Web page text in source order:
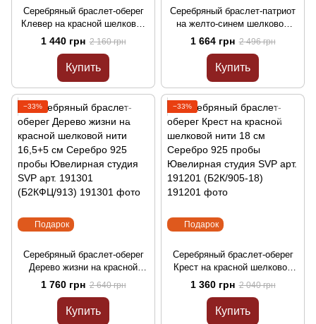
Серебряный браслет-оберег
Клевер на красной шелковой
нити 18 см Серебро 925 пробы
Ювелирная студия SVP арт.
191401 (Б2К/906-18)
1 440 грн 2 160 грн
Купить
Серебряный браслет-патриот
на желто-синем шелковом
шнуре 19 см Серебро 925
пробы Ювелирная студия
SVP арт. 192001 (51190-027)
1 664 грн 2 496 грн
Купить
Подарок
−33%
Серебряный браслет-оберег
Дерево жизни на красной
шелковой нити 16,5+5 см
Серебро 925 пробы
Ювелирная студия SVP арт.
191301 (Б2КФЦ/913)
1 760 грн 2 640 грн
Купить
Подарок
−33%
Серебряный браслет-оберег
Крест на красной шелковой
нити 18 см Серебро 925 пробы
Ювелирная студия SVP арт.
191201 (Б2К/905-18)
1 360 грн 2 040 грн
Купить